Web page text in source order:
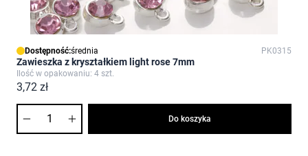
Dostępność:średnia PK0315
Zawieszka z kryształkiem light rose 7mm
Ilość w opakowaniu: 4 szt.
3,72 zł
Do koszyka